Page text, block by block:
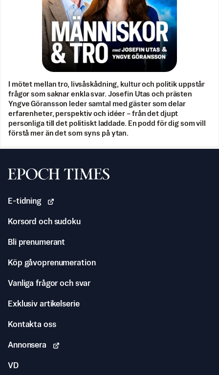
I mötet mellan tro, livsåskådning, kultur och politik uppstår
frågor som saknar enkla svar. Josefin Utas och prästen
Yngve Göransson leder samtal med gäster som delar
erfarenheter, perspektiv och idéer – från det djupt
personliga till det politiskt laddade. En podd för dig som vill
förstå mer än det som syns på ytan.
Svenska Epoch Times
E-tidning
Korsord och sudoku
Bli prenumerant
Köp gåvoprenumeration
Vanliga frågor och svar
Exklusiv artikelserie
Kontakta oss
Annonsera
VD